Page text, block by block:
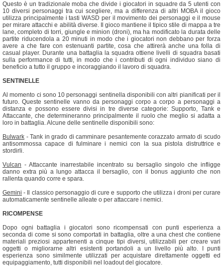
Questo è un tradizionale moba che divide i giocatori in squadre da 5 utenti con
10 diversi personaggi tra cui scegliere, ma a differenza di altri MOBA il gioco
utilizza principalmente i tasti WASD per il movimento dei personaggi e il mouse
per mirare attacchi e abilità diverse. Il gioco mantiene il tipico stile di mappa a tre
lane, completo di torri, giungle e minion (droni), ma ha modificato la durata delle
partite riducendola a 20 minuti in modo che i giocatori non debbano per forza
avere a che fare con estenuanti partite, cosa che attirerà anche una folla di
casual player. Durante una battaglia la squadra ottiene livelli di squadra basati
sulla performance di tutti, in modo che i contributi di ogni individuo siano di
beneficio a tutto il gruppo e incoraggiando il lavoro di squadra.
SENTINELLE
Al momento ci sono 10 personaggi sentinella disponibili con altri pianificati per il
futuro. Queste sentinelle vanno da personaggi corpo a corpo a personaggi a
distanza e possono essere divisi in tre diverse categorie: Supporto, Tank e
Attaccante, che determineranno principalmente il ruolo che meglio si adatta a
loro in battaglia. Alcune delle sentinelle disponibili sono:
Bulwark - Tank in grado di camminare pesantemente corazzato armato di scudo
antisommossa capace di fulminare i nemici con la sua pistola distruttrice e
stordirli.
Vulcan - Attaccante inarrestabile incentrato su bersaglio singolo che infligge
danno extra più a lungo attacca il bersaglio, con il bonus aggiunto che non
rallenta quando corre e spara.
Gemini - Il classico personaggio di cure e supporto che utilizza i droni per curare
automaticamente sentinelle alleate o per attaccare i nemici.
RICOMPENSE
Dopo ogni battaglia i giocatori sono ricompensati con punti esperienza a
seconda di come si sono comportati in battaglia, oltre a una chest che contiene
materiali preziosi appartenenti a cinque tipi diversi, utilizzabili per creare vari
oggetti o migliorarne altri esistenti portandoli a un livello più alto. I punti
esperienza sono similmente utilizzati per acquistare direttamente oggetti ed
equipaggiamento, tutti disponibili nel loadout del giocatore.